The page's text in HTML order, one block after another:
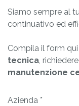
Siamo sempre al
continuativo ed
Compila il form
tecnica, richiedere
manutenzione
Azienda *